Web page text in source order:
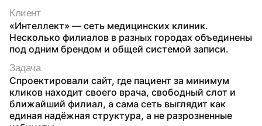
Клиент
«Интеллект» — сеть медицинских клиник.
Несколько филиалов в разных городах объединены
под одним брендом и общей системой записи.
Задача
Спроектировали сайт, где пациент за минимум
кликов находит своего врача, свободный слот и
ближайший филиал, а сама сеть выглядит как
единая надёжная структура, а не разрозненные